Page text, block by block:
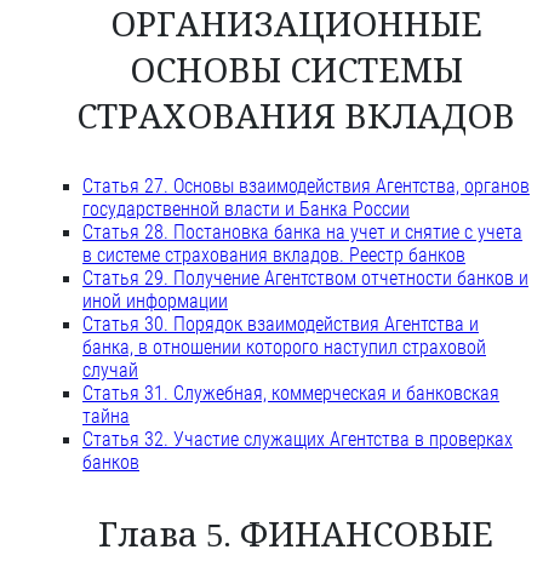
ОРГАНИЗАЦИОННЫЕ
ОСНОВЫ СИСТЕМЫ
СТРАХОВАНИЯ ВКЛАДОВ
Статья 27. Основы взаимодействия Агентства, органов
государственной власти и Банка России
Статья 28. Постановка банка на учет и снятие с учета
в системе страхования вкладов. Реестр банков
Статья 29. Получение Агентством отчетности банков и
иной информации
Статья 30. Порядок взаимодействия Агентства и
банка, в отношении которого наступил страховой
случай
Статья 31. Служебная, коммерческая и банковская
тайна
Статья 32. Участие служащих Агентства в проверках
банков
Глава 5. ФИНАНСОВЫЕ